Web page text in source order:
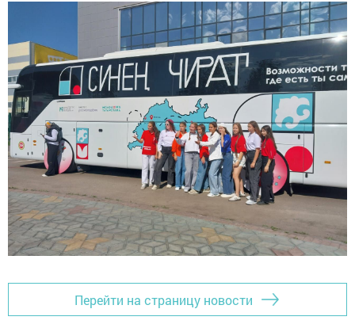
Перейти на страницу новости